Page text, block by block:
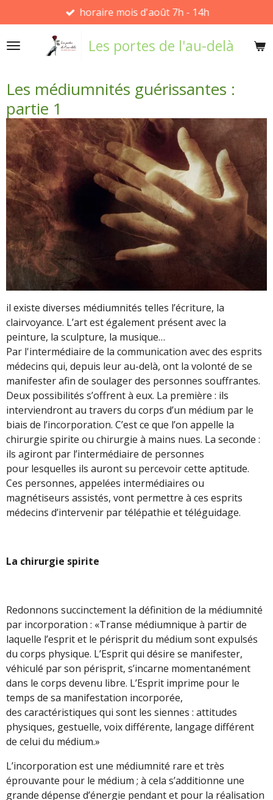
au
contenu
Les portes de l'au-delà
horaire mois d'août 7h - 14h
Les médiumnités guérissantes :
partie 1
il existe diverses médiumnités telles l’écriture, la
clairvoyance. L’art est également présent avec la
peinture, la sculpture, la musique…
Par l'intermédiaire de la communication avec des esprits
médecins qui, depuis leur au-delà, ont la volonté de se
manifester afin de soulager des personnes souffrantes.
Deux possibilités s’offrent à eux. La première : ils
interviendront au travers du corps d’un médium par le
biais de l’incorporation. C’est ce que l’on appelle la
chirurgie spirite ou chirurgie à mains nues. La seconde :
ils agiront par l’intermédiaire de personnes
pour lesquelles ils auront su percevoir cette aptitude.
Ces personnes, appelées intermédiaires ou
magnétiseurs assistés, vont permettre à ces esprits
médecins d’intervenir par télépathie et téléguidage.
La chirurgie spirite
Redonnons succinctement la définition de la médiumnité
par incorporation : «Transe médiumnique à partir de
laquelle l’esprit et le périsprit du médium sont expulsés
du corps physique. L’Esprit qui désire se manifester,
véhiculé par son périsprit, s’incarne momentanément
dans le corps devenu libre. L’Esprit imprime pour le
temps de sa manifestation incorporée,
des caractéristiques qui sont les siennes : attitudes
physiques, gestuelle, voix différente, langage différent
de celui du médium.»
L’incorporation est une médiumnité rare et très
éprouvante pour le médium ; à cela s’additionne une
grande dépense d’énergie pendant et pour la réalisation